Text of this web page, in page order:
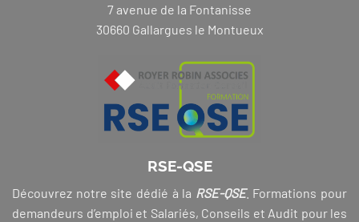
7 avenue de la Fontanisse
30660 Gallargues le Montueux
RSE-QSE
Découvrez notre site dédié à la RSE-QSE. Formations pour
demandeurs d’emploi et Salariés, Conseils et Audit pour les